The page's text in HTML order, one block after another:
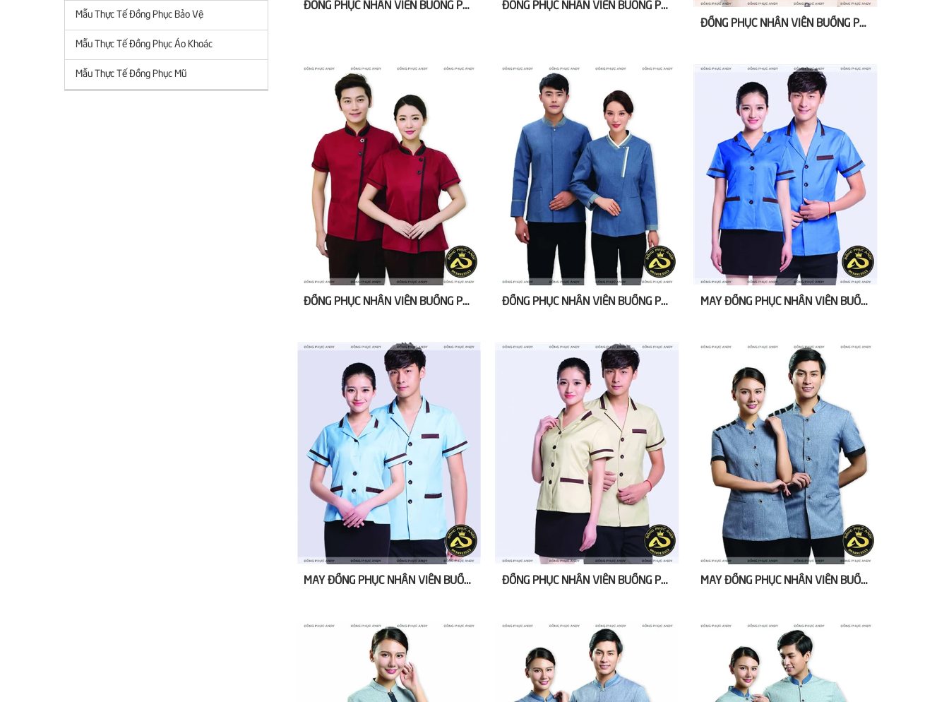
Mẫu Thực Tế Đồng Phục Bảo Vệ
Mẫu Thực Tế Đồng Phục Áo Khoác
Mẫu Thực Tế Đồng Phục Mũ
ĐỒNG PHỤC NHÂN VIÊN BUỒNG PHÒNG KHÁCH SẠN GIÁ RẺ
ĐỒNG PHỤC NHÂN VIÊN BUỒNG PHÒNG KHÁCH SẠN HÀN QUỐC
ĐỒNG PHỤC NHÂN VIÊN BUỒNG PHÒNG KHÁCH SẠN MAY SẴN
ĐỒNG PHỤC NHÂN VIÊN BUỒNG PHÒNG KHÁCH SẠN NHẬT BẢN ĐỒNG PHỤC NHÂN VIÊN BUỒNG PHÒNG KHÁCH SẠN VẢI TỐT MAY ĐỒNG PHỤC NHÂN VIÊN BUỒNG PHÒNG KHÁCH SẠN
MAY ĐỒNG PHỤC NHÂN VIÊN BUỒNG PHÒNG KHÁCH SẠN ĐÀ NẴNG ĐỒNG PHỤC NHÂN VIÊN BUỒNG PHÒNG KHÁCH SẠN NAM NỮ MAY ĐỒNG PHỤC NHÂN VIÊN BUỒNG PHÒNG KHÁCH SẠN CHÂU Á